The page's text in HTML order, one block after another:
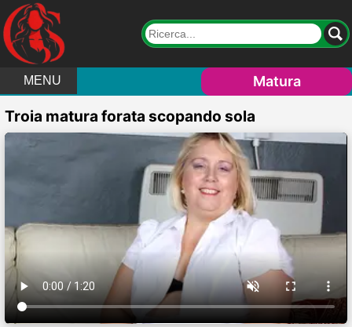
MENU Matura
Troia matura forata scopando sola